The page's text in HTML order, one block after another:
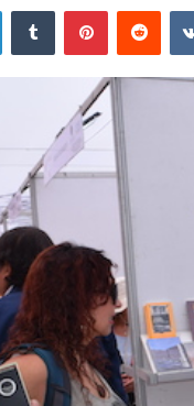
LinkedInTumblr Pinterest